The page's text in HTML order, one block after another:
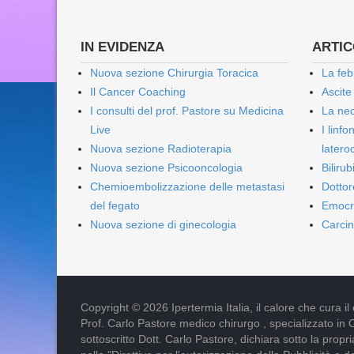
IN EVIDENZA
Nuova sezione Chirurgia Toracica
Il Cancer Coaching
I consulti del prof. Pastore su Medicina
Live
Nuova sezione Radioterapia
Nuova sezione Psicooncologia
Chemioembolizzazione delle metastasi
del fegato
Nuova sezione di ginecologia
La
La
I
Copyright © 2026 Ipertermia Italia, il calore che cura il
Prof. Carlo Pastore medico chirurgo , specializzato
sottoscritto Dott. Carlo Pastore, dichiara sotto la